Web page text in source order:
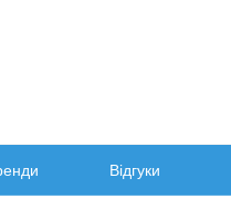
Відгуки